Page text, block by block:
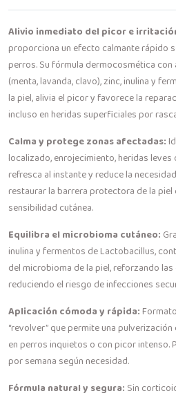
Alivio inmediato del picor e
proporciona un efecto calmante rápido
perros. Su fórmula dermocosmética con
(menta, lavanda, clavo), zinc, inulina y
la piel, alivia el picor y favorece la
incluso en heridas superficiales por
Calma y protege zonas afectadas:
localizado, enrojecimiento, heridas leves
refresca al instante y reduce la
restaurar la barrera protectora de la
sensibilidad cutánea.
Equilibra el microbioma cutáneo:
inulina y fermentos de Lactobacillus,
del microbioma de la piel, reforzando
reduciendo el riesgo de infecciones
Aplicación cómoda y rápida:
“revolver” que permite una
en perros inquietos o con picor intenso.
por semana según necesidad.
Fórmula natural y segura: Sin